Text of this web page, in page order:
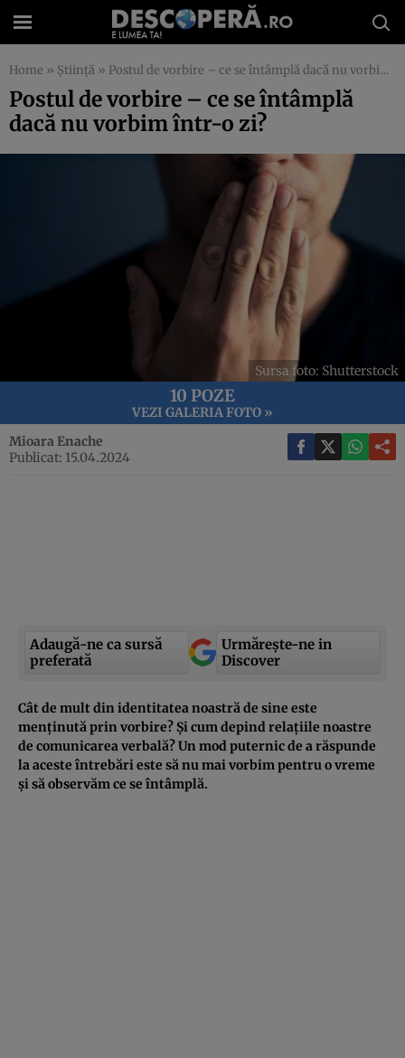
Home » Știință » Postul de vorbire – ce se întâmplă dacă nu vorbim într-o zi?
Postul de vorbire – ce se întâmplă
dacă nu vorbim într-o zi?
Sursa foto: Shutterstock
10 POZE
VEZI GALERIA FOTO »
Mioara Enache
Publicat: 15.04.2024
Adaugă-ne ca sursă
preferată
Urmărește-ne in
Discover
Cât de mult din identitatea noastră de sine este
menținută prin vorbire? Și cum depind relațiile noastre
de comunicarea verbală? Un mod puternic de a răspunde
la aceste întrebări este să nu mai vorbim pentru o vreme
și să observăm ce se întâmplă.